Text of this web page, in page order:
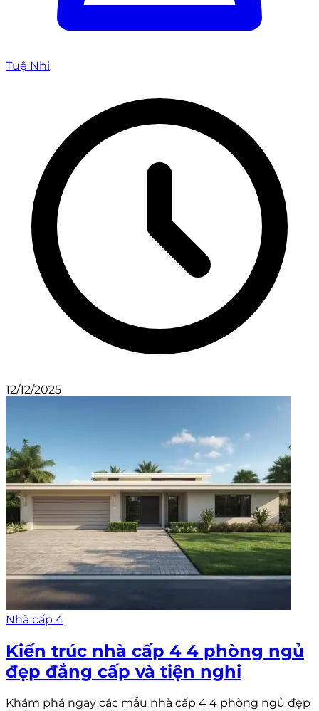
Tuệ Nhi
12/12/2025
Nhà cấp 4
Kiến trúc nhà cấp 4 4 phòng ngủ
đẹp đẳng cấp và tiện nghi
Khám phá ngay các mẫu nhà cấp 4 4 phòng ngủ đẹp